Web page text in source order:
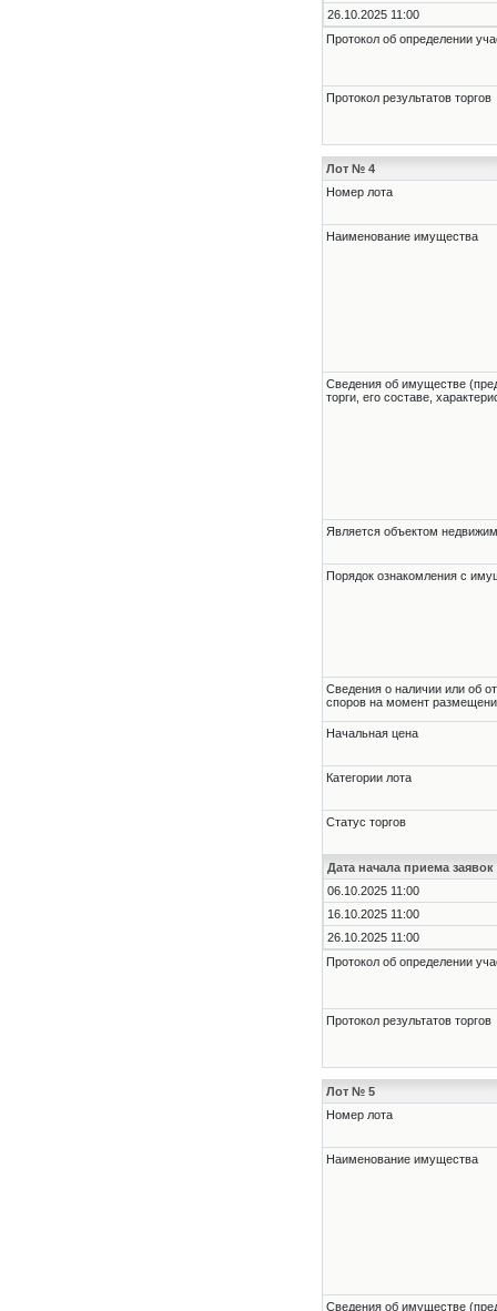
26.10.2025 11:00
Протокол об определении
Протокол результатов торгов
Лот № 4
Номер лота
Наименование имущества
Cведения об имуществе
торги, его составе,
Является объектом
Порядок ознакомления с
Cведения о наличии или об
споров на момент
Начальная цена
Категории лота
Статус торгов
Дата начала приема заявок
06.10.2025 11:00
16.10.2025 11:00
26.10.2025 11:00
Протокол об определении
Протокол результатов торгов
Лот № 5
Номер лота
Наименование имущества
Cведения об имуществе